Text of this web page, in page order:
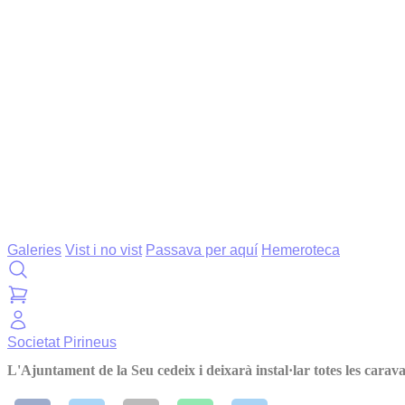
Galeries Vist i no vist Passava per aquí Hemeroteca
Societat Pirineus
L'Ajuntament de la Seu cedeix i deixarà instal·lar totes les